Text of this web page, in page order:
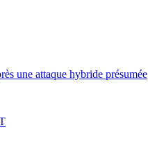
une attaque hybride présumée